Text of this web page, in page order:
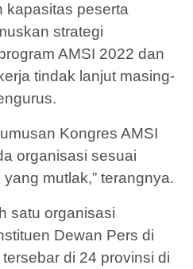
kapasitas peserta
strategi
AMSI 2022 dan
tindak lanjut masing-
Kongres AMSI
organisasi sesuai
mutlak,” terangnya.
satu organisasi
Dewan Pers di
di 24 provinsi di